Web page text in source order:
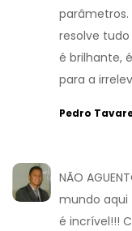
resolve
é brilhante,
para a
Pedro
NÃO
mundo aqui
é incrível!!!